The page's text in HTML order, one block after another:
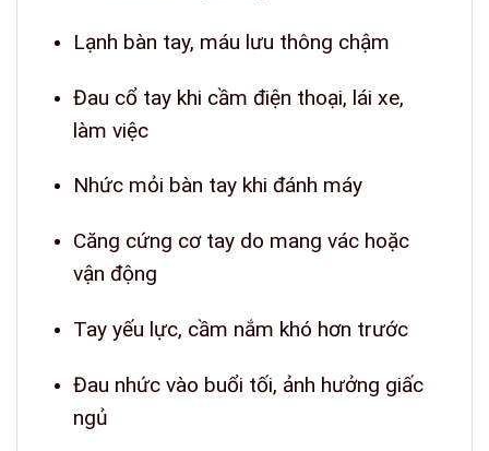
Lạnh bàn tay, máu lưu thông chậm
Đau cổ tay khi cầm điện thoại, lái xe,
làm việc
Nhức mỏi bàn tay khi đánh máy
Căng cứng cơ tay do mang vác hoặc
vận động
Tay yếu lực, cầm nắm khó hơn trước
Đau nhức vào buổi tối, ảnh hưởng giấc
ngủ